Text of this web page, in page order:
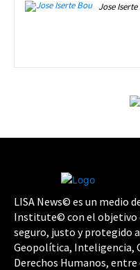
Jose
LISA News© es un medio
Institute© con el objetivo
seguro, justo y protegido
Geopolítica, Inteligencia,
Derechos Humanos,